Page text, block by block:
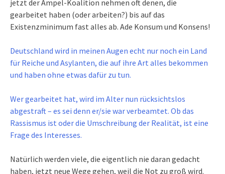
jetzt der Ampel-Koalition nehmen oft denen, die
gearbeitet haben (oder arbeiten?) bis auf das
Existenzminimum fast alles ab. Ade Konsum und Konsens!
Deutschland wird in meinen Augen echt nur noch ein Land
für Reiche und Asylanten, die auf ihre Art alles bekommen
und haben ohne etwas dafür zu tun.
Wer gearbeitet hat, wird im Alter nun rücksichtslos
abgestraft – es sei denn er/sie war verbeamtet. Ob das
Rassismus ist oder die Umschreibung der Realität, ist eine
Frage des Interesses.
Natürlich werden viele, die eigentlich nie daran gedacht
haben, jetzt neue Wege gehen, weil die Not zu groß wird.